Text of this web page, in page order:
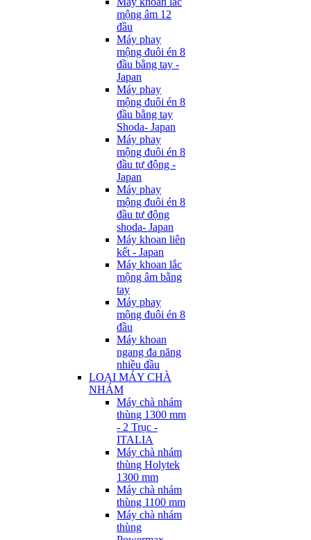
mộng âm 12
đầu
Máy phay
mộng đuôi én 8
đầu bằng tay -
Japan
Máy phay
mộng đuôi én 8
đầu bằng tay
Shoda- Japan
Máy phay
mộng đuôi én 8
đầu tự động -
Japan
Máy phay
mộng đuôi én 8
đầu tự động
shoda- Japan
Máy khoan liên
kết - Japan
Máy khoan lắc
mộng âm bằng
tay
Máy phay
mộng đuôi én 8
đầu
Máy khoan
ngang đa năng
nhiều đầu
LOẠI MÁY CHÀ
NHÁM
Máy chà nhám
thùng 1300 mm
- 2 Trục -
ITALIA
Máy chà nhám
thùng Holytek
1300 mm
Máy chà nhám
thùng 1100 mm
Máy chà nhám
thùng